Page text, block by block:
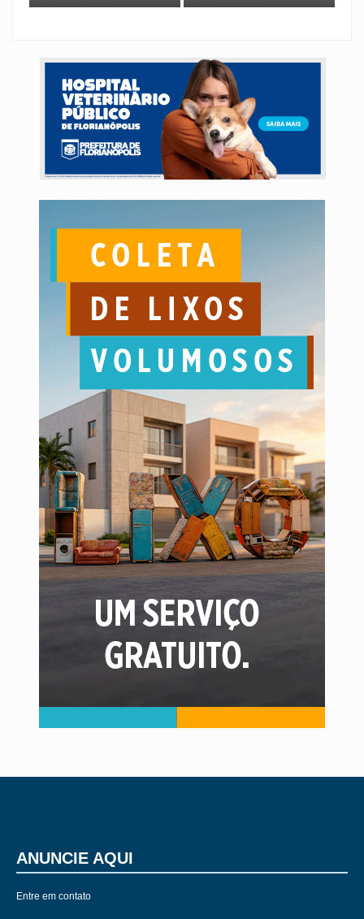
ANUNCIE AQUI
Entre em contato